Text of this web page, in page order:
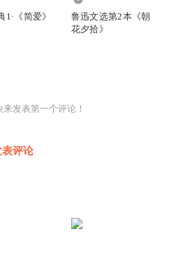
1·《简爱》
鲁迅文选第2本《朝
花夕拾》
发表第一个评论！
表评论